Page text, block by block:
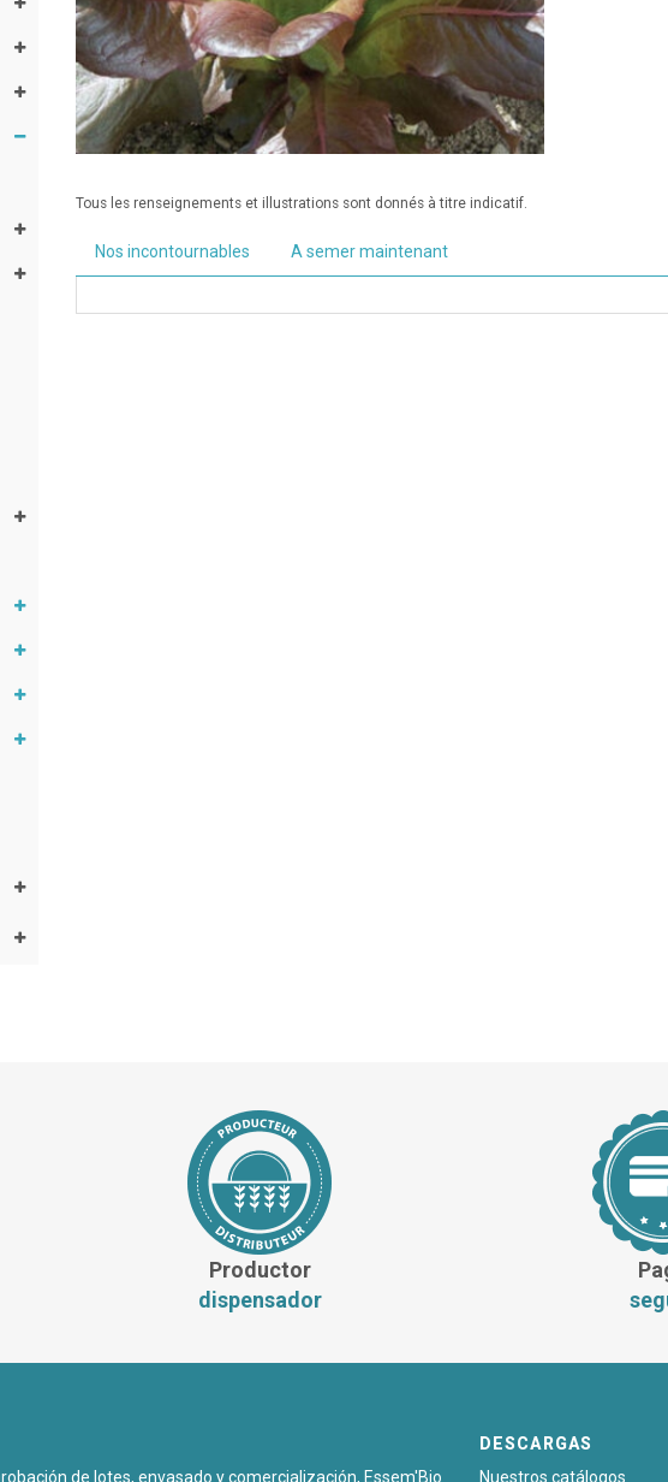
Tous les renseignements et illustrations sont donnés à titre indicatif.
Nos incontournables A semer maintenant
Productor
dispensador
de lotes, envasado y comercialización, Essem'Bio
DESCARGAS
Nuestros catálogos